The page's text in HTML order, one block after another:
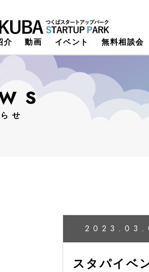
タートアップパーク
介 動画 イベント 無料相談会
せ
スタパイベ